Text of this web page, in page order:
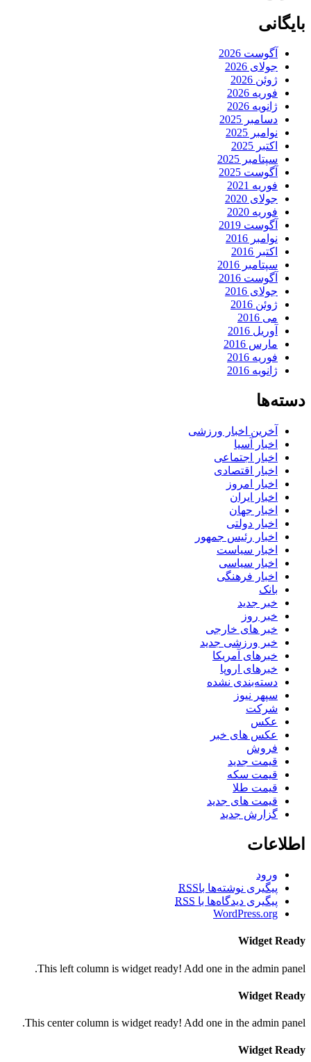
بایگانی
آگوست 2026
جولای 2026
ژوئن 2026
فوریه 2026
ژانویه 2026
دسامبر 2025
نوامبر 2025
اکتبر 2025
سپتامبر 2025
آگوست 2025
فوریه 2021
جولای 2020
فوریه 2020
آگوست 2019
نوامبر 2016
اکتبر 2016
سپتامبر 2016
آگوست 2016
جولای 2016
ژوئن 2016
می 2016
آوریل 2016
مارس 2016
فوریه 2016
ژانویه 2016
دسته‌ها
آخرین اخبار ورزشی
اخبار آسیا
اخبار اجتماعی
اخبار اقتصادی
اخبار امروز
اخبار ایران
اخبار جهان
اخبار دولتی
اخبار رئیس جمهور
اخبار سیاست
اخبار سیاسی
اخبار فرهنگی
بانک
خبر جدید
خبر روز
خبر های خارجی
خبر ورزشی جدید
خبرهای آمریکا
خبرهای اروپا
دسته‌بندی نشده
سپهر نیوز
شرکت
عکس
عکس های خبر
فروش
قیمت جدید
قیمت سکه
قیمت طلا
قیمت های جدید
گزارش جدید
اطلاعات
ورود
پیگیری نوشته‌ها باRSS
پیگیری دیدگاه‌ها با RSS
WordPress.org
Widget Ready
This left column is widget ready! Add one in the admin panel.
Widget Ready
This center column is widget ready! Add one in the admin panel.
Widget Ready